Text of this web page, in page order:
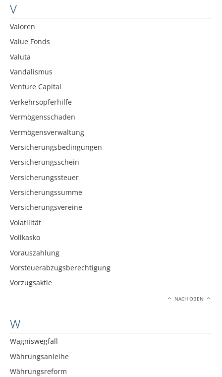
V
Valoren
Value Fonds
Valuta
Vandalismus
Venture Capital
Verkehrsopferhilfe
Vermögensschaden
Vermögensverwaltung
Versicherungsbedingungen
Versicherungsschein
Versicherungssteuer
Versicherungssumme
Versicherungsvereine
Volatilität
Vollkasko
Vorauszahlung
Vorsteuerabzugsberechtigung
Vorzugsaktie
NACH OBEN
W
Wagniswegfall
Währungsanleihe
Währungsreform